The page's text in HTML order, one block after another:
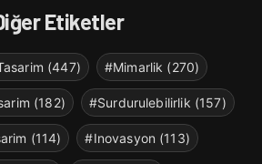
Etiketler
(447) #Mimarlik (270)
(182) #Surdurulebilirlik (157)
(114) #Inovasyon (113)